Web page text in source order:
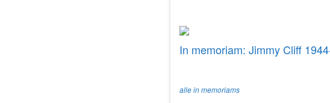
In memoriam: Jimmy Cliff
alle in memoriams